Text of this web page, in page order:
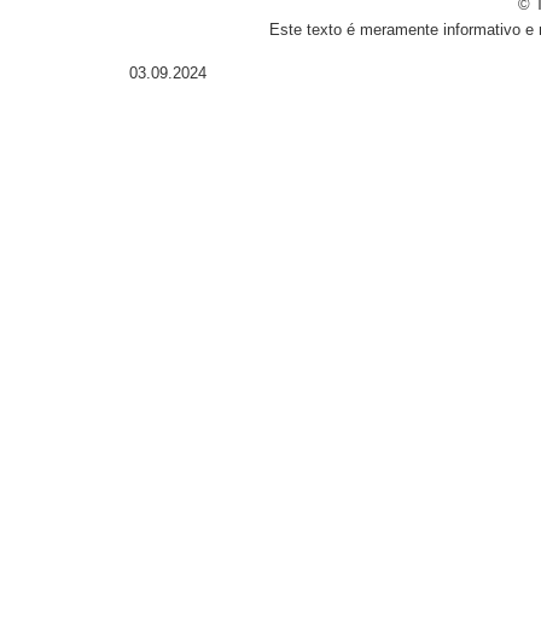
©
Este texto é meramente informativo
03.09.2024